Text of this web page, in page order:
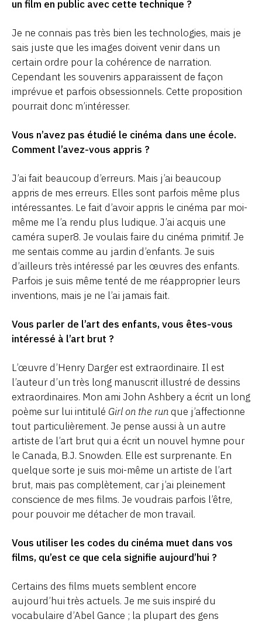
un film en public avec cette technique ?
Je ne connais pas très bien les technologies, mais je
sais juste que les images doivent venir dans un
certain ordre pour la cohérence de narration.
Cependant les souvenirs apparaissent de façon
imprévue et parfois obsessionnels. Cette proposition
pourrait donc m’intéresser.
Vous n’avez pas étudié le cinéma dans une école.
Comment l’avez-vous appris ?
J’ai fait beaucoup d’erreurs. Mais j’ai beaucoup
appris de mes erreurs. Elles sont parfois même plus
intéressantes. Le fait d’avoir appris le cinéma par moi-
même me l’a rendu plus ludique. J’ai acquis une
caméra super8. Je voulais faire du cinéma primitif. Je
me sentais comme au jardin d’enfants. Je suis
d’ailleurs très intéressé par les œuvres des enfants.
Parfois je suis même tenté de me réapproprier leurs
inventions, mais je ne l’ai jamais fait.
Vous parler de l’art des enfants, vous êtes-vous
intéressé à l’art brut ?
L’œuvre d’Henry Darger est extraordinaire. Il est
l’auteur d’un très long manuscrit illustré de dessins
extraordinaires. Mon ami John Ashbery a écrit un long
poème sur lui intitulé Girl on the run que j’affectionne
tout particulièrement. Je pense aussi à un autre
artiste de l’art brut qui a écrit un nouvel hymne pour
le Canada, B.J. Snowden. Elle est surprenante. En
quelque sorte je suis moi-même un artiste de l’art
brut, mais pas complètement, car j’ai pleinement
conscience de mes films. Je voudrais parfois l’être,
pour pouvoir me détacher de mon travail.
Vous utiliser les codes du cinéma muet dans vos
films, qu’est ce que cela signifie aujourd’hui ?
Certains des films muets semblent encore
aujourd’hui très actuels. Je me suis inspiré du
vocabulaire d’Abel Gance ; la plupart des gens